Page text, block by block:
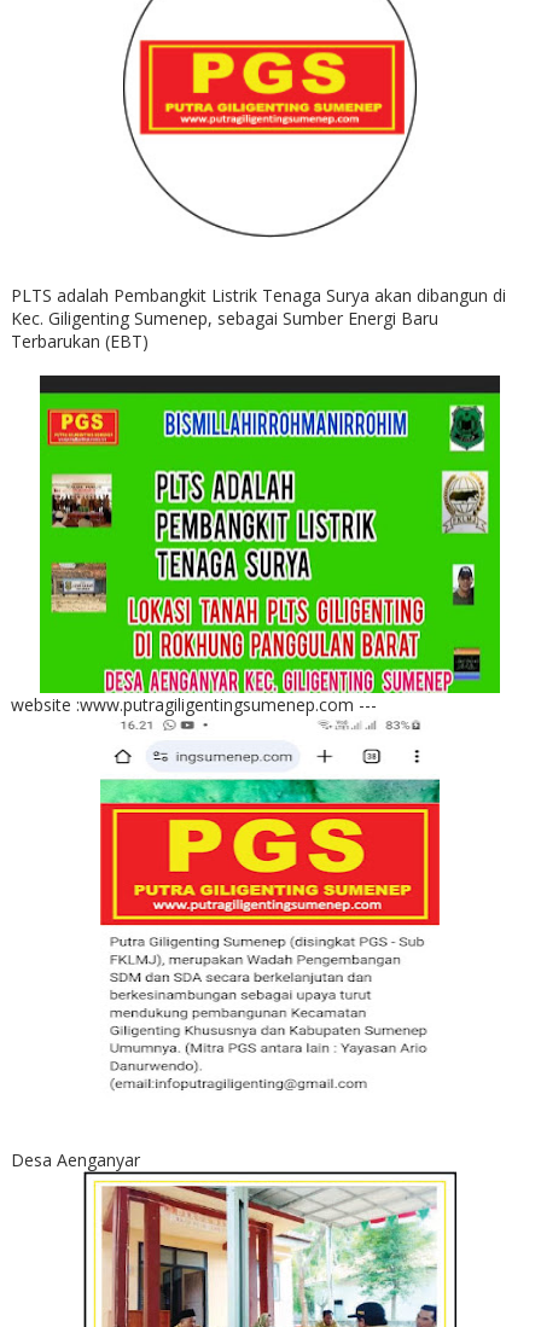
PLTS adalah Pembangkit Listrik Tenaga Surya akan dibangun di
Kec. Giligenting Sumenep, sebagai Sumber Energi Baru
Terbarukan (EBT)
website :www.putragiligentingsumenep.com ---
Desa Aenganyar